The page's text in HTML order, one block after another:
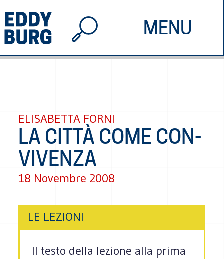
MENU
INIZIATIVE CHI SIAMO
© 2026 EDDYBURG
ELISABETTA FORNI
LA CITTÀ COME CON-
VIVENZA
18 Novembre 2008
LE LEZIONI
Il testo della lezione alla prima